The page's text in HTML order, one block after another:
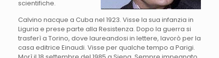
scientifiche.
Calvino nacque a Cuba nel 1923. Visse la sua infanzia in
Liguria e prese parte alla Resistenza. Dopo la guerra si
trasferì a Torino, dove laureandosi in lettere, lavorò per la
casa editrice Einaudi. Visse per qualche tempo a Parigi.